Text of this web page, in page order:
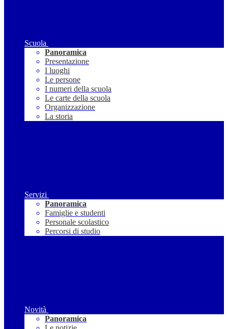
Scuola
Panoramica
Presentazione
I luoghi
Le persone
I numeri della scuola
Le carte della scuola
Organizzazione
La storia
Servizi
Panoramica
Famiglie e studenti
Personale scolastico
Percorsi di studio
Novità
Panoramica